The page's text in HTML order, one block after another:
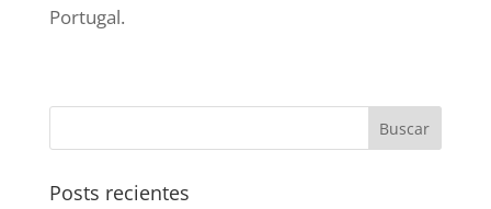
Portugal.
Posts recientes